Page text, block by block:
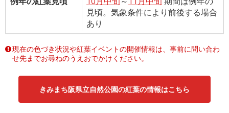
見頃。気象条件により前後する場合
あり
現在の色づき状況や紅葉イベントの開催情報は、事前に問い合わ
せ先までお尋ねのうえおでかけください。
きみまち阪県立自然公園の紅葉の情報はこちら